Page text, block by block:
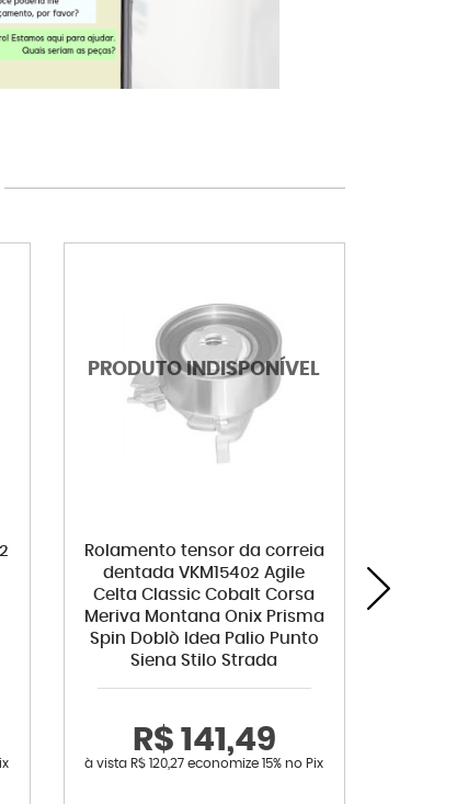
Rolamento tensor da correia
dentada VKM15402 Agile
Celta Classic Cobalt Corsa
Meriva Montana Onix Prisma
Spin Doblò Idea Palio Punto
Siena Stilo Strada
R$ 141,49
à vista R$ 120,27 economize15% no Pix